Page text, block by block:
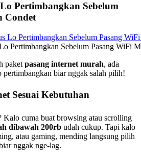
Pertimbangkan Sebelum
Condet
Pertimbangkan Sebelum Pasang WiFi
paket pasang internet murah, ada
pertimbangkan biar nggak salah pilih!
Sesuai Kebutuhan
Kalo cuma buat browsing atau scrolling
dibawah 200rb udah cukup. Tapi kalo
atau gaming, mending langsung pilih
nggak nge-lag.